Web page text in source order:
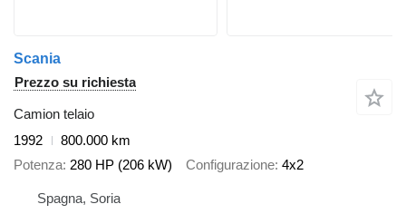
Scania
Prezzo su richiesta
Camion telaio
1992
800.000 km
Potenza 280 HP (206 kW) Configurazione 4x2
Spagna, Soria